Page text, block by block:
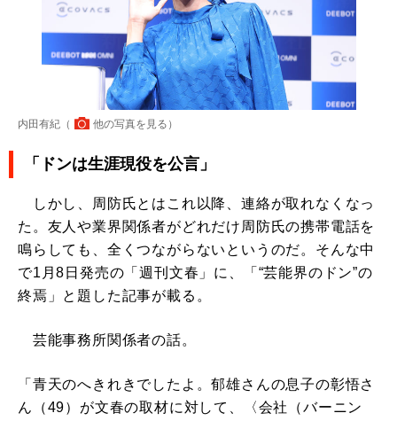
内田有紀（ 他の写真を見る ）
「ドンは生涯現役を公言」
しかし、周防氏とはこれ以降、連絡が取れなくなっ
た。友人や業界関係者がどれだけ周防氏の携帯電話を
鳴らしても、全くつながらないというのだ。そんな中
で1月8日発売の「週刊文春」に、「“芸能界のドン”の
終焉」と題した記事が載る。
芸能事務所関係者の話。
「青天のへきれきでしたよ。郁雄さんの息子の彰悟さ
ん（49）が文春の取材に対して、〈会社（バーニン